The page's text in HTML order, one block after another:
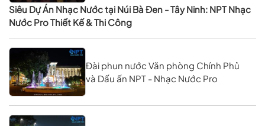
Siêu Dự Án Nhạc Nước tại Núi Bà Đen - Tây Ninh: NPT Nhạc
Nước Pro Thiết Kế & Thi Công
Đài phun nước Văn phòng Chính Phủ
và Dấu ấn NPT - Nhạc Nước Pro